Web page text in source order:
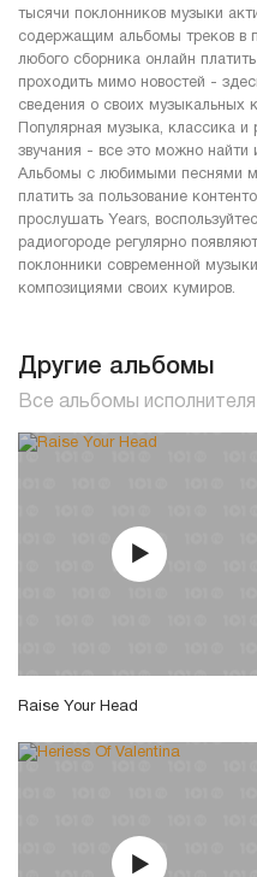
тысячи поклонников музыки
содержащим альбомы треков в
любого сборника онлайн
проходить мимо новостей -
сведения о своих музыкальных
Популярная музыка, классика
звучания - все это можно найти
Альбомы с любимыми песнями
платить за пользование
прослушать Years,
радиогороде регулярно
поклонники современной
композициями своих кумиров.
Другие альбомы
Все альбомы исполнителя
Raise Your Head